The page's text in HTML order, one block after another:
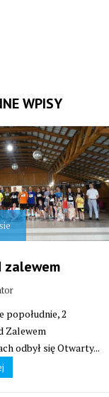
WPISY
sie
zalewem
popołudnie, 2
Zalewem
odbył się Otwarty...